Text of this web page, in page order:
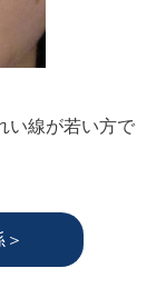
い線が若い方で